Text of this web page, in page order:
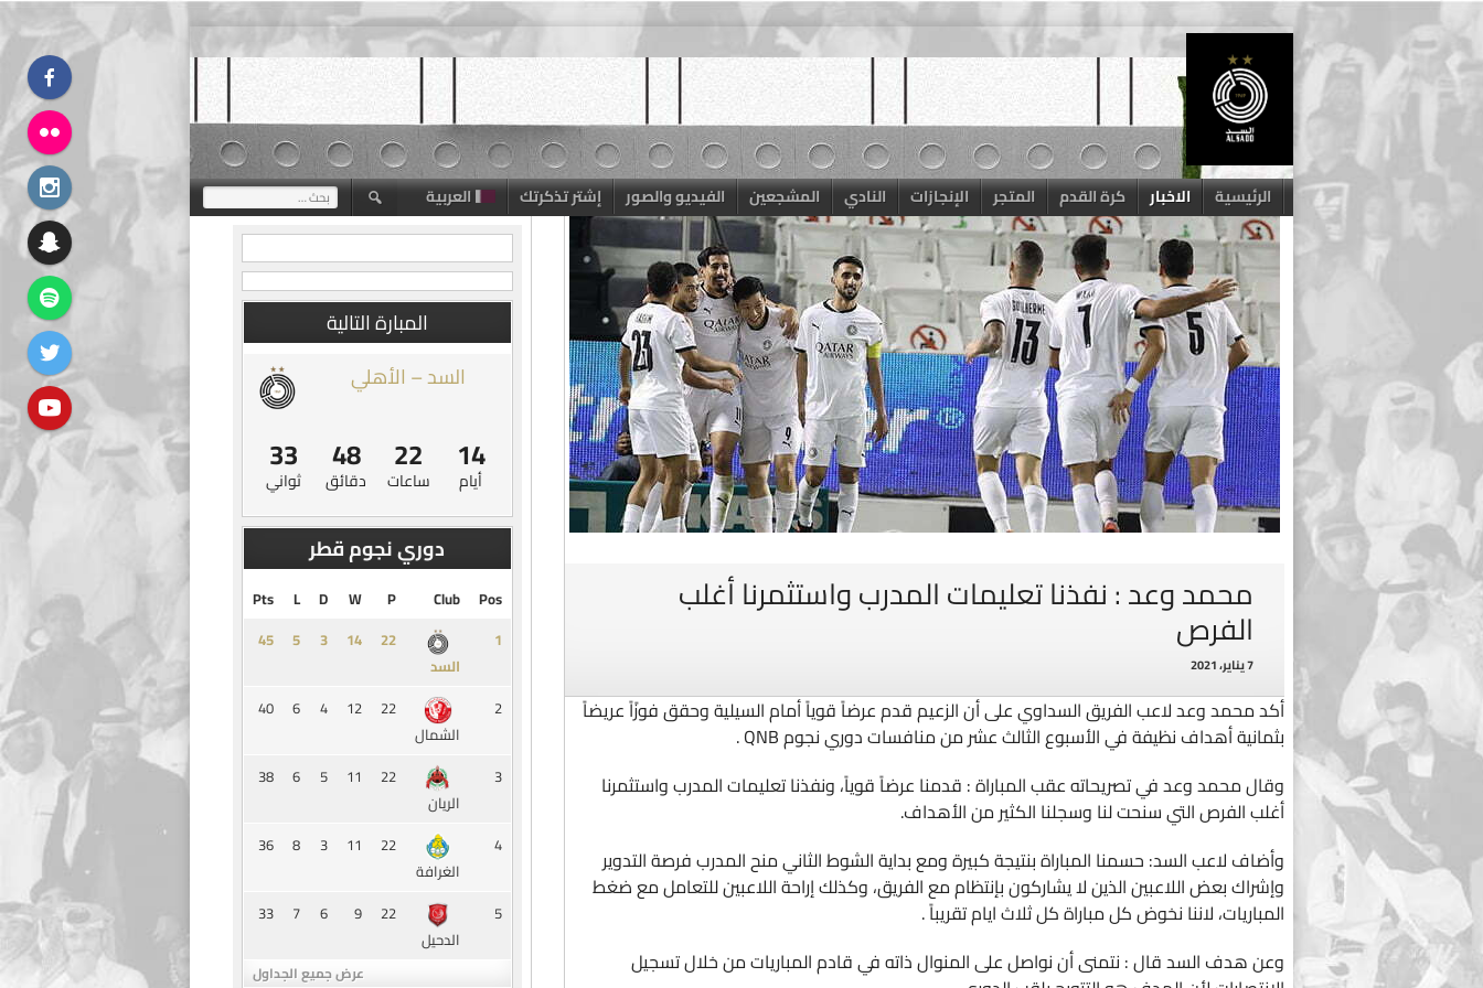
Skip
content
الرئيسية الاخبار كرة القدم المتجر الإنجازات النادي المشجعين الفيديو والصور إشتر تذكرتك العربية البحث
عن:
محمد وعد : نفذنا تعليمات المدرب واستثمرنا أغلب
الفرص
7 يناير، 2021
أكد محمد وعد لاعب الفريق السداوي على أن الزعيم قدم عرضاً قوياً أمام السيلية وحقق فوزًاً عريضاً
بثمانية أهداف نظيفة في الأسبوع الثالث عشر من منافسات دوري نجوم QNB .
وقال محمد وعد في تصريحاته عقب المباراة : قدمنا عرضاً قوياً، ونفذنا تعليمات المدرب واستثمرنا
أغلب الفرص التي سنحت لنا وسجلنا الكثير من الأهداف.
وأضاف لاعب السد: حسمنا المباراة بنتيجة كبيرة ومع بداية الشوط الثاني منح المدرب فرصة التدوير
وإشراك بعض اللاعبين الذين لا يشاركون بإنتظام مع الفريق، وكذلك إراحة اللاعبين للتعامل مع ضغط
المباريات، لاننا نخوض كل مباراة كل ثلاث ايام تقريباً .
وعن هدف السد قال : نتمنى أن نواصل على المنوال ذاته في قادم المباريات من خلال تسجيل
المبارة التالية
السد – الأهلي
14
أيام
22
ساعات
48
دقائق
32
ثواني
دوري نجوم قطر
Pos
Club
P
W
D
L
Pts
1
السد
‏22
14
3
5
45
2
الشمال
22
12
4
6
40
3
الريان
22
11
5
6
38
4
الغرافة
22
11
3
8
36
5
الدحيل
22
9
6
7
33
عرض جميع الجداول